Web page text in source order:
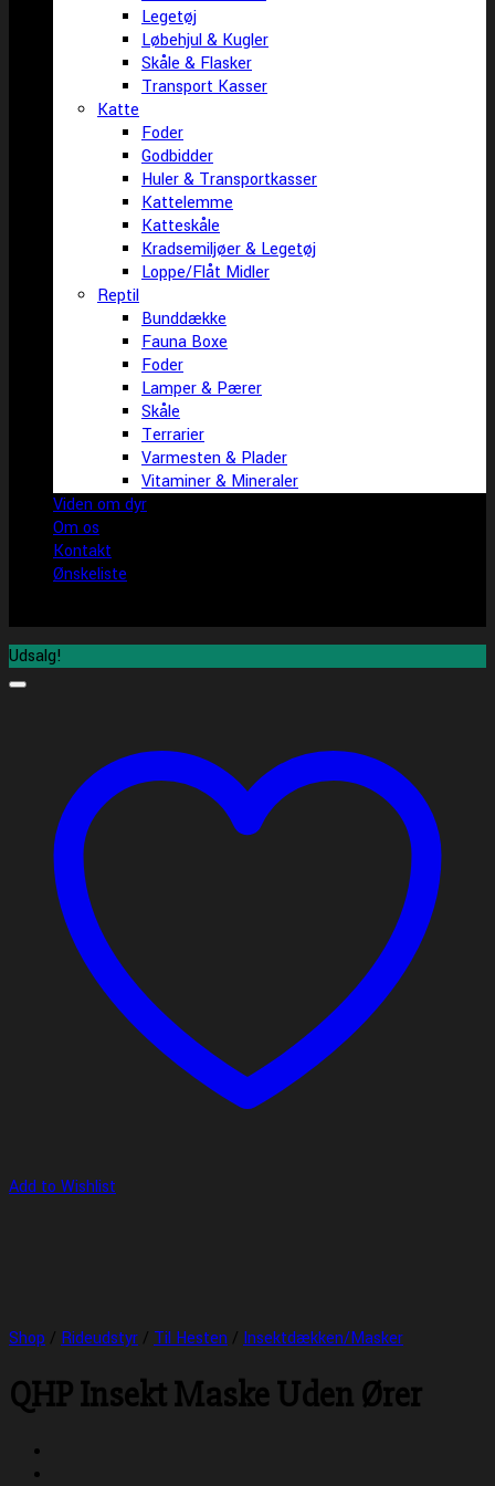
Legetøj
Løbehjul & Kugler
Skåle & Flasker
Transport Kasser
Katte
Foder
Godbidder
Huler & Transportkasser
Kattelemme
Katteskåle
Kradsemiljøer & Legetøj
Loppe/Flåt Midler
Reptil
Bunddække
Fauna Boxe
Foder
Lamper & Pærer
Skåle
Terrarier
Varmesten & Plader
Vitaminer & Mineraler
Viden om dyr
Om os
Kontakt
Ønskeliste
Udsalg!
Add to Wishlist
Shop / Rideudstyr / Til Hesten / Insektdækken/Masker
QHP Insekt Maske Uden Ører